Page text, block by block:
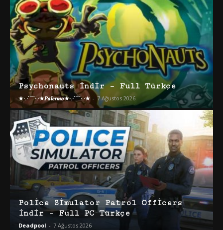
Psychonauts İndir – Full Türkçe
★·.·´¯`·.·★𝑷𝒂𝒍𝒆𝒓𝒎𝒐★·.·´¯`·.·★ - 7 Ağustos 2026
Police Simulator Patrol Officers
İndir – Full PC Türkçe
Deadpool - 7 Ağustos 2026